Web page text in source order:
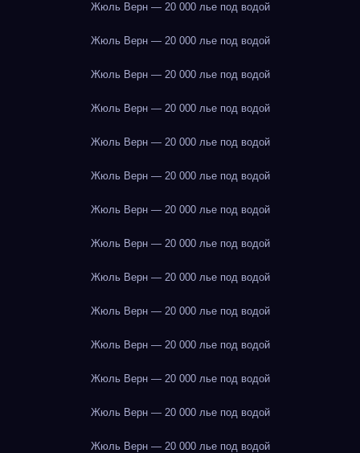
Жюль Верн — 20 000 лье под водой
Жюль Верн — 20 000 лье под водой
Жюль Верн — 20 000 лье под водой
Жюль Верн — 20 000 лье под водой
Жюль Верн — 20 000 лье под водой
Жюль Верн — 20 000 лье под водой
Жюль Верн — 20 000 лье под водой
Жюль Верн — 20 000 лье под водой
Жюль Верн — 20 000 лье под водой
Жюль Верн — 20 000 лье под водой
Жюль Верн — 20 000 лье под водой
Жюль Верн — 20 000 лье под водой
Жюль Верн — 20 000 лье под водой
Жюль Верн — 20 000 лье под водой